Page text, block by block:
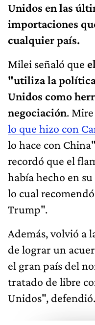
Unidos en las
importaciones
cualquier país.
Milei señaló que
"utiliza la política
Unidos como
negociación.
lo que hizo con
lo hace con
recordó que el
había hecho en
lo cual
Trump".
Además, volvió a
de lograr un
el gran país del
tratado de libre
Unidos", defendió.